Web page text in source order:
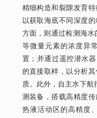
精细构造和裂隙发育
以获取海底不同深度
方面，则通过检测海水
等微量元素的浓度异
置；并通过遥控潜水
的直接取样，以分析
质。此外，自主水下航
测装备，搭载高精度
热液活动区的高精度